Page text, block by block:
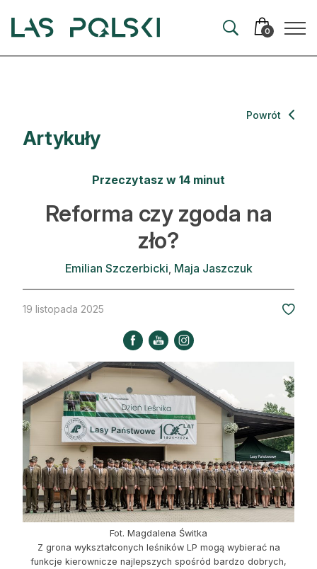
0
Artykuły
Hodowla lasu
Ochrona lasu
Nowe technologie
Prawo
Auto do lasu
Dla drwala
Leśnik na zakupach
Z zagranicy
Edukacja
Lasy prywatne
O nas
Artykuły
Powrót
Przeczytasz w 14 minut
Reforma czy zgoda na
zło?
Emilian Szczerbicki Maja Jaszczuk
19 listopada 2025
Fot. Magdalena Świtka
Z grona wykształconych leśników LP mogą wybierać na
funkcje kierownicze najlepszych spośród bardzo dobrych,